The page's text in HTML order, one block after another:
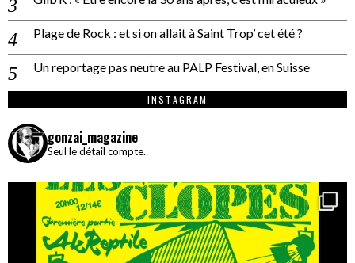
Plage de Rock : et si on allait à Saint Trop’ cet été ?
Un reportage pas neutre au PALP Festival, en Suisse
INSTAGRAM
gonzai_magazine
Seul le détail compte.